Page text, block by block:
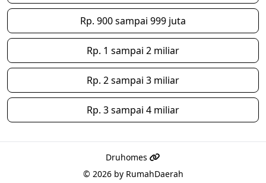
Rp. 900 sampai 999 juta
Rp. 1 sampai 2 miliar
Rp. 2 sampai 3 miliar
Rp. 3 sampai 4 miliar
Druhomes
© 2026 by RumahDaerah